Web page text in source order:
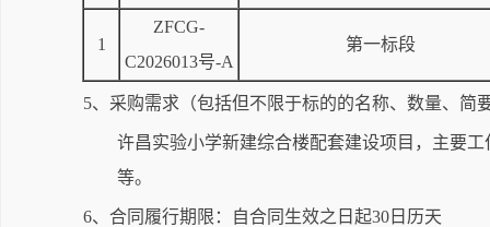
1
ZFCG-
C2026013号-A
第一标段
5、采购需求（包括但不限于标的的名称、数量、简
许昌实验小学新建综合楼配套建设项目，主要
等。
6、合同履行期限：自合同生效之日起30日历天